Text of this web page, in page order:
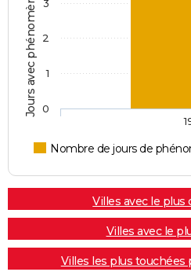
Nombre de jours de
0
1
2
3
Villes avec le
Villes avec le
Villes les plus touchées